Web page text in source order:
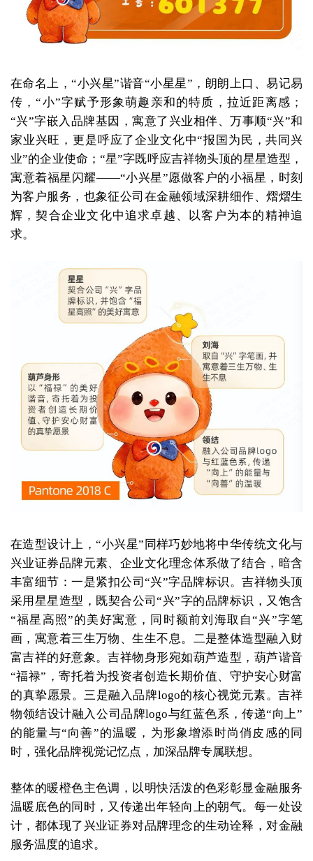
在命名上，“小兴星”谐音“小星星”，朗朗上口、易记易
传，“小”字赋予形象萌趣亲和的特质，拉近距离感；
“兴”字嵌入品牌基因，寓意了兴业相伴、万事顺“兴”和
家业兴旺，更是呼应了企业文化中“报国为民，共同兴
业”的企业使命；“星”字既呼应吉祥物头顶的星星造型，
寓意着福星闪耀——“小兴星”愿做客户的小福星，时刻
为客户服务，也象征公司在金融领域深耕细作、熠熠生
辉，契合企业文化中追求卓越、以客户为本的精神追
求。
在造型设计上，“小兴星”同样巧妙地将中华传统文化与
兴业证券品牌元素、企业文化理念体系做了结合，暗含
丰富细节：一是紧扣公司“兴”字品牌标识。吉祥物头顶
采用星星造型，既契合公司“兴”字的品牌标识，又饱含
“福星高照”的美好寓意，同时额前刘海取自“兴”字笔
画，寓意着三生万物、生生不息。二是整体造型融入财
富吉祥的好意象。吉祥物身形宛如葫芦造型，葫芦谐音
“福禄”，寄托着为投资者创造长期价值、守护安心财富
的真挚愿景。三是融入品牌logo的核心视觉元素。吉祥
物领结设计融入公司品牌logo与红蓝色系，传递“向上”
的能量与“向善”的温暖，为形象增添时尚俏皮感的同
时，强化品牌视觉记忆点，加深品牌专属联想。
整体的暖橙色主色调，以明快活泼的色彩彰显金融服务
温暖底色的同时，又传递出年轻向上的朝气。每一处设
计，都体现了兴业证券对品牌理念的生动诠释，对金融
服务温度的追求。